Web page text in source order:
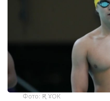
Фото: ҚР ҰОК